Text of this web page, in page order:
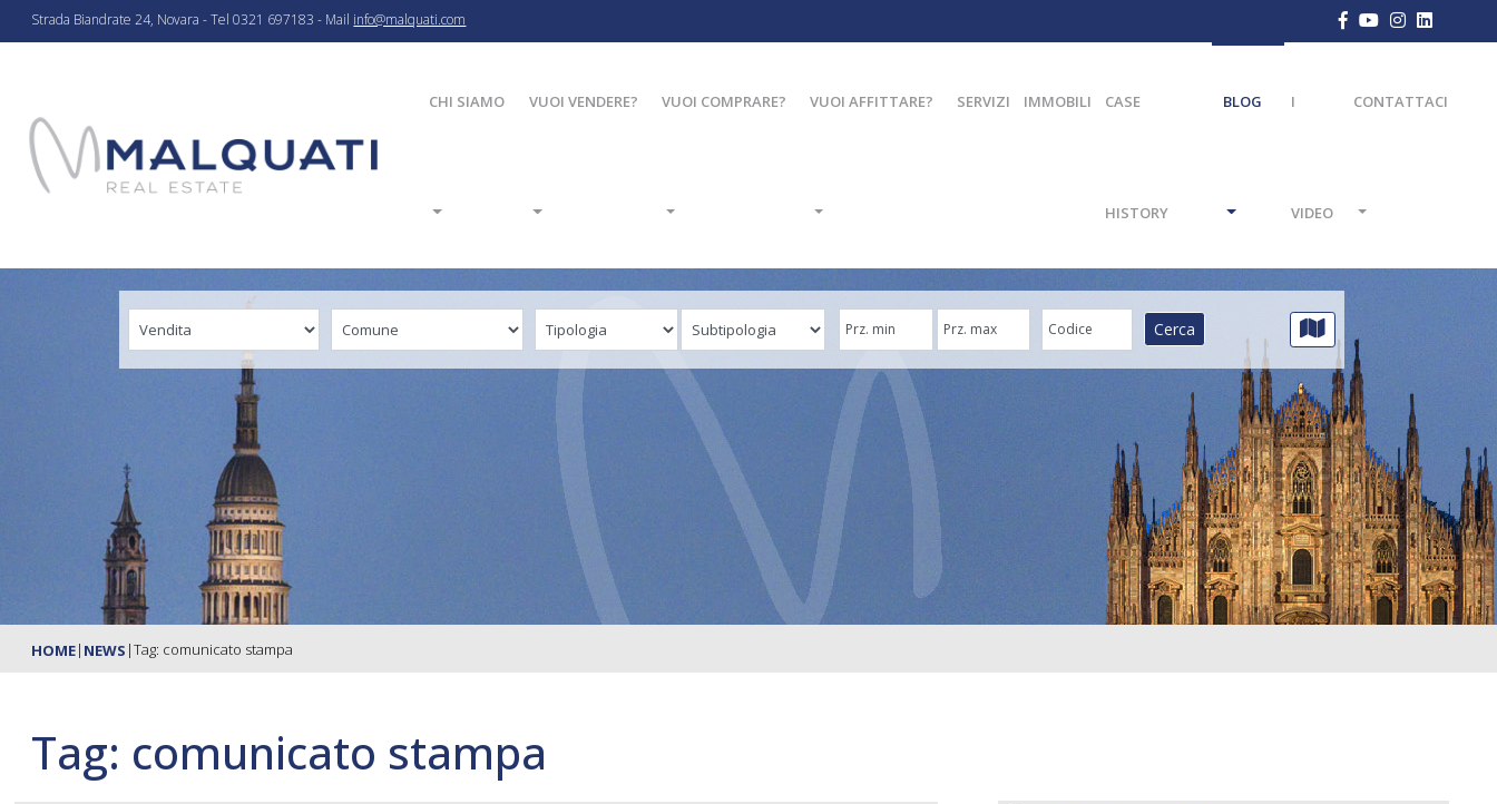
Strada Biandrate 24, Novara - Tel 0321 697183 - Mail info@malquati.com
CHI SIAMO VUOI VENDERE? VUOI COMPRARE? VUOI AFFITTARE? SERVIZI IMMOBILI CASE
HISTORY
BLOG I
VIDEO
CONTATTACI
HOME| NEWS |Tag: comunicato stampa
Tag: comunicato stampa